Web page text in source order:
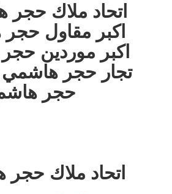
اتحاد ملاك
اكبر مقاول
اكبر موردين
تجار حجر هاشمي
حجر
اتحاد ملاك